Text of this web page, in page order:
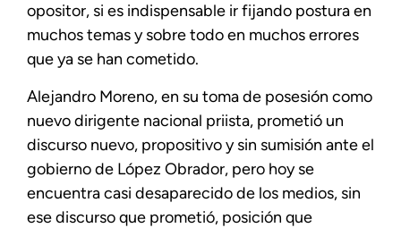
opositor, si es indispensable ir fijando postura en
muchos temas y sobre todo en muchos errores
que ya se han cometido.
Alejandro Moreno, en su toma de posesión como
nuevo dirigente nacional priista, prometió un
discurso nuevo, propositivo y sin sumisión ante el
gobierno de López Obrador, pero hoy se
encuentra casi desaparecido de los medios, sin
ese discurso que prometió, posición que